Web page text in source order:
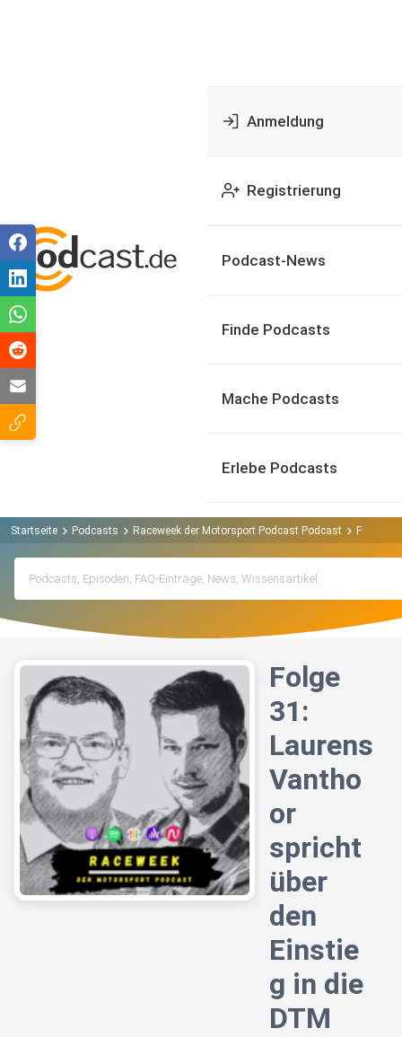
Anmeldung
Registrierung
Podcast-News
Finde Podcasts
Mache Podcasts
Erlebe Podcasts
Startseite Podcasts Raceweek der Motorsport Podcast Podcast Folge
Folge
31:
Laurens
Vantho
or
spricht
über
den
Einstie
g in die
DTM